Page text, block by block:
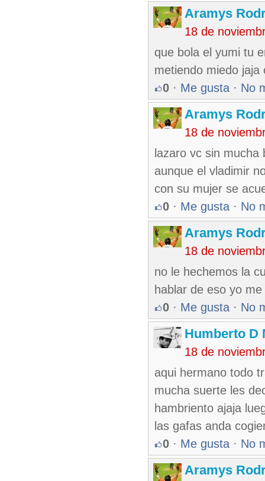
Aramys
18 de
que bola el yumi tu
metiendo miedo
0 · Me gusta · No
Aramys
18 de
lazaro vc sin
aunque el vladimir
con su mujer se
0 · Me gusta · No
Aramys
18 de
no le hechemos la
hablar de eso yo
0 · Me gusta · No
Humberto D
18 de
aqui hermano todo
mucha suerte les
hambriento ajaja
las gafas anda
0 · Me gusta · No
Aramys